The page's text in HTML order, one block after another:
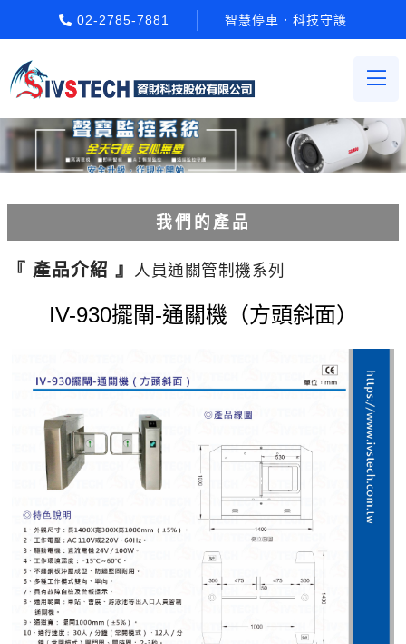
02-2785-7881 智慧停車．科技守護
我們的產品
電動柵欄機系列
車牌辨識系統系列
Etag長距離讀卡機系列
紅綠燈號誌系統系列
人員通關管制機系列
車輪檔防撞條系列
智能電子鎖系列
電動遮陽簾系列
『 產品介紹 』 人員通關管制機系列
IV-930擺閘-通關機（方頭斜面）